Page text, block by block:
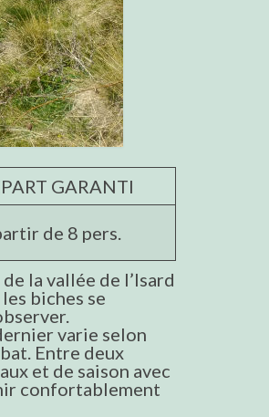
GARANTI
de 8 pers.
la vallée de l’Isard
biches se
varie selon
Entre deux
et de saison avec
confortablement